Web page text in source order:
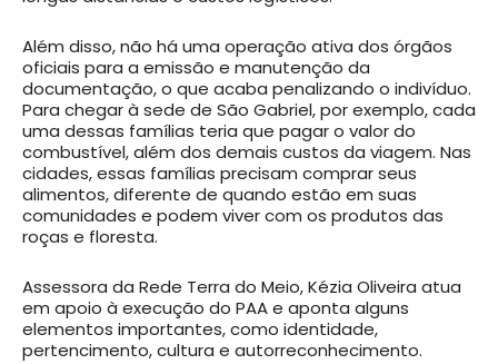
Além disso, não há uma operação ativa dos órgãos
oficiais para a emissão e manutenção da
documentação, o que acaba penalizando o indivíduo.
Para chegar à sede de São Gabriel, por exemplo, cada
uma dessas famílias teria que pagar o valor do
combustível, além dos demais custos da viagem. Nas
cidades, essas famílias precisam comprar seus
alimentos, diferente de quando estão em suas
comunidades e podem viver com os produtos das
roças e floresta.
Assessora da Rede Terra do Meio, Kézia Oliveira atua
em apoio à execução do PAA e aponta alguns
elementos importantes, como identidade,
pertencimento, cultura e autorreconhecimento.